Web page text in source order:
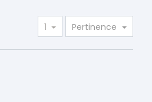
1 Pertinence